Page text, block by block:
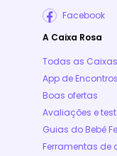
Facebook
A Caixa Rosa
Todas as
App de
Boas ofertas
Avaliações e
Guias do Bebê
Ferramentas